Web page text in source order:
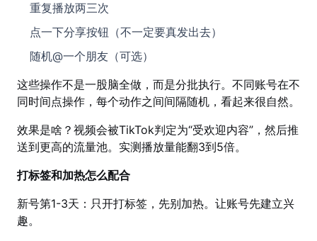
重复播放两三次
点一下分享按钮（不一定要真发出去）
随机@一个朋友（可选）
这些操作不是一股脑全做，而是分批执行。不同账号在不
同时间点操作，每个动作之间间隔随机，看起来很自然。
效果是啥？视频会被TikTok判定为“受欢迎内容”，然后推
送到更高的流量池。实测播放量能翻3到5倍。
打标签和加热怎么配合
新号第1-3天：只开打标签，先别加热。让账号先建立兴
趣。